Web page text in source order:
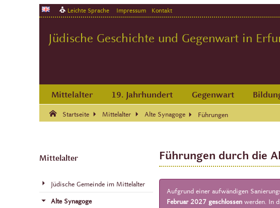
Leichte Sprache Impressum Kontakt
Jüdische Geschichte und Gegenwart in
Mittelalter 19. Jahrhundert Gegenwart
Startseite Mittelalter Alte Synagoge Führungen
Führungen durch die
Aufgrund einer aufwändigen
Februar 2027 geschlossen werden. In
Mittelalter
Jüdische Gemeinde im Mittelalter
Alte Synagoge